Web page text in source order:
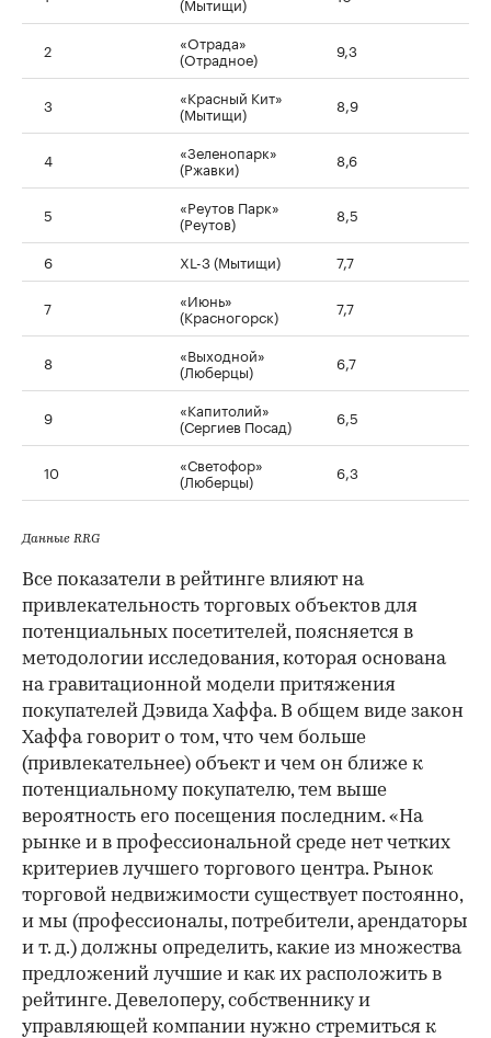
2 «Отрада»
(Отрадное) 9,3
3 «Красный Кит»
(Мытищи) 8,9
4 «Зеленопарк»
(Ржавки) 8,6
5 «Реутов Парк»
(Реутов) 8,5
6 XL-3 (Мытищи) 7,7
7 «Июнь»
(Красногорск) 7,7
8 «Выходной»
(Люберцы) 6,7
9 «Капитолий»
(Сергиев Посад) 6,5
10 «Светофор»
(Люберцы) 6,3
Данные RRG
Все показатели в рейтинге влияют на
привлекательность торговых объектов для
потенциальных посетителей, поясняется в
методологии исследования, которая основана
на гравитационной модели притяжения
покупателей Дэвида Хаффа. В общем виде закон
Хаффа говорит о том, что чем больше
(привлекательнее) объект и чем он ближе к
потенциальному покупателю, тем выше
вероятность его посещения последним. «На
рынке и в профессиональной среде нет четких
критериев лучшего торгового центра. Рынок
торговой недвижимости существует постоянно,
и мы (профессионалы, потребители, арендаторы
и т. д.) должны определить, какие из множества
предложений лучшие и как их расположить в
рейтинге. Девелоперу, собственнику и
управляющей компании нужно стремиться к